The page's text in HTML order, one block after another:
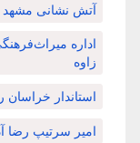
آتش نشانی مشهد
اداره
زاوه
استاندار
امیر سرتیپ رضا